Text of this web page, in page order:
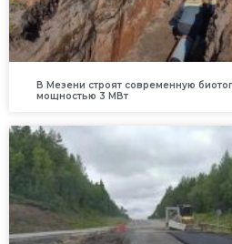
В Мезени строят современную
мощностью 3 МВт